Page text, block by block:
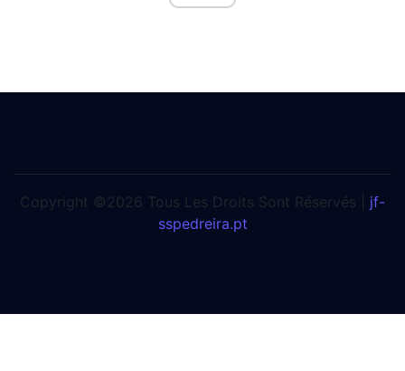
Copyright ©2026 Tous Les Droits Sont Réservés | jf-
sspedreira.pt